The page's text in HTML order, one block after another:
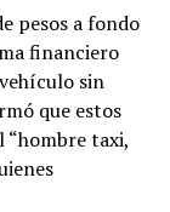
pesos a fondo
financiero
sin
que estos
“hombre taxi,